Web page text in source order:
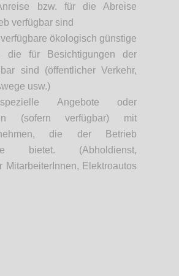
bzw. für die Abreise
verfügbar sind
ökologisch günstige
die für Besichtigungen der
sind (öffentlicher Verkehr,
usw.)
Angebote oder
(sofern verfügbar) mit
die der Betrieb
bietet. (Abholdienst,
MitarbeiterInnen, Elektroautos